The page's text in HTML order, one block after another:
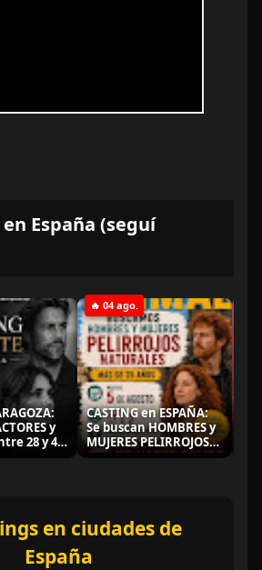
España (seguí
y
28 y 45
🔥 04 ago.
CASTING en ESPAÑA:
Se buscan HOMBRES y
MUJERES PELIRROJOS
naturales para SERIE
para
en ciudades de
España